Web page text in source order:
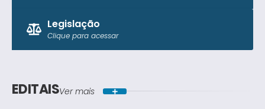
Tomada de Preço
Carta Convite
Legislação
Clique para acessar
Lei Ordinária
EDITAISVer mais